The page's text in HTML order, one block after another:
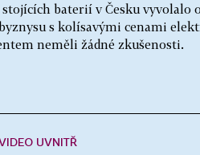
baterií v Česku vyvolalo
s kolísavými cenami
neměli žádné zkušenosti.
UVNITŘ